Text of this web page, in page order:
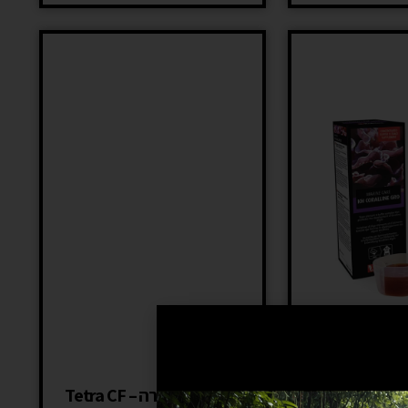
קורלין רד סי
פחם פעיל טטרה – Tetra CF